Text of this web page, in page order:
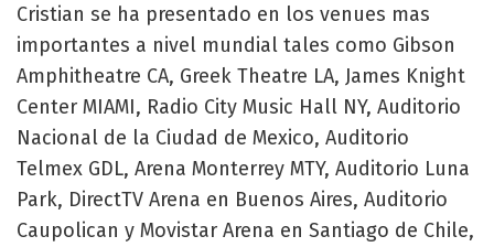
Cristian se ha presentado en los venues mas
importantes a nivel mundial tales como Gibson
Amphitheatre CA, Greek Theatre LA, James Knight
Center MIAMI, Radio City Music Hall NY, Auditorio
Nacional de la Ciudad de Mexico, Auditorio
Telmex GDL, Arena Monterrey MTY, Auditorio Luna
Park, DirectTV Arena en Buenos Aires, Auditorio
Caupolican y Movistar Arena en Santiago de Chile,